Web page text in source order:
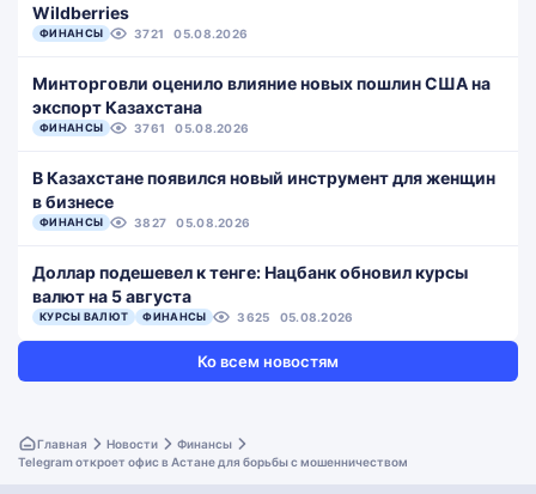
Wildberries
ФИНАНСЫ 3721 05.08.2026
Минторговли оценило влияние новых пошлин США на
экспорт Казахстана
ФИНАНСЫ 3761 05.08.2026
В Казахстане появился новый инструмент для женщин
в бизнесе
ФИНАНСЫ 3827 05.08.2026
Доллар подешевел к тенге: Нацбанк обновил курсы
валют на 5 августа
КУРСЫ ВАЛЮТ ФИНАНСЫ 3625 05.08.2026
Ко всем новостям
Главная Новости
Финансы
Telegram откроет офис в Астане для борьбы с мошенничеством